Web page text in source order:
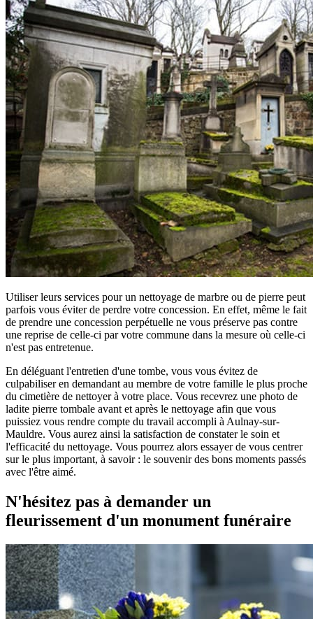
Utiliser leurs services pour un nettoyage de marbre ou de pierre peut
parfois vous éviter de perdre votre concession. En effet, même le fait
de prendre une concession perpétuelle ne vous préserve pas contre
une reprise de celle-ci par votre commune dans la mesure où celle-ci
n'est pas entretenue.
En déléguant l'entretien d'une tombe, vous vous évitez de
culpabiliser en demandant au membre de votre famille le plus proche
du cimetière de nettoyer à votre place. Vous recevrez une photo de
ladite pierre tombale avant et après le nettoyage afin que vous
puissiez vous rendre compte du travail accompli à Aulnay-sur-
Mauldre. Vous aurez ainsi la satisfaction de constater le soin et
l'efficacité du nettoyage. Vous pourrez alors essayer de vous centrer
sur le plus important, à savoir : le souvenir des bons moments passés
avec l'être aimé.
N'hésitez pas à demander un
fleurissement d'un monument funéraire